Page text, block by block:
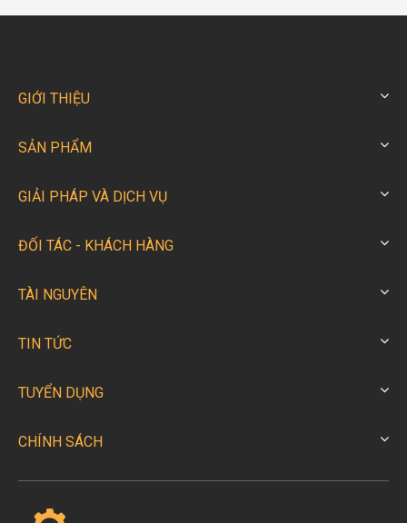
GIỚI THIỆU
SẢN PHẨM
GIẢI PHÁP VÀ DỊCH VỤ
ĐỐI TÁC - KHÁCH HÀNG
TÀI NGUYÊN
TIN TỨC
TUYỂN DỤNG
CHÍNH SÁCH